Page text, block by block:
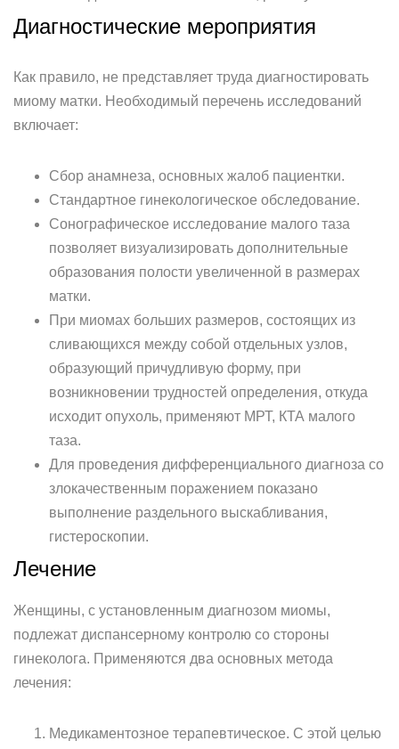
Диагностические мероприятия
Как правило, не представляет труда диагностировать
миому матки. Необходимый перечень исследований
включает:
Сбор анамнеза, основных жалоб пациентки.
Стандартное гинекологическое обследование.
Сонографическое исследование малого таза
позволяет визуализировать дополнительные
образования полости увеличенной в размерах
матки.
При миомах больших размеров, состоящих из
сливающихся между собой отдельных узлов,
образующий причудливую форму, при
возникновении трудностей определения, откуда
исходит опухоль, применяют МРТ, КТА малого
таза.
Для проведения дифференциального диагноза со
злокачественным поражением показано
выполнение раздельного выскабливания,
гистероскопии.
Лечение
Женщины, с установленным диагнозом миомы,
подлежат диспансерному контролю со стороны
гинеколога. Применяются два основных метода
лечения:
Медикаментозное терапевтическое. С этой целью